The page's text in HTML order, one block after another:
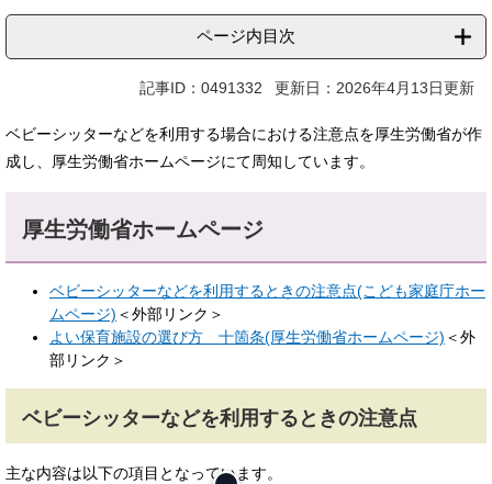
ページ内目次
記事ID：0491332 更新日：2026年4月13日更新
ベビーシッターなどを利用する場合における注意点を厚生労働省が作
成し、厚生労働省ホームページにて周知しています。
厚生労働省ホームページ
ベビーシッターなどを利用するときの注意点(こども家庭庁ホー
ムページ) ＜外部リンク＞
よい保育施設の選び方 十箇条(厚生労働省ホームページ) ＜外
部リンク＞
ベビーシッターなどを利用するときの注意点
主な内容は以下の項目となっています。